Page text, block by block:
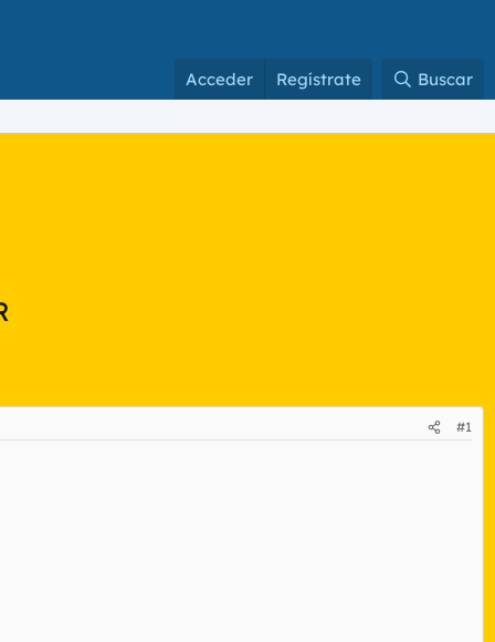
Acceder Regístrate Buscar
#1